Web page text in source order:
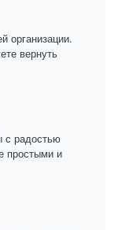
организации.
вернуть
с радостью
простыми и